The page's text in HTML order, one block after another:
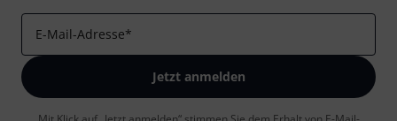
E-Mail-Adresse*
Jetzt anmelden